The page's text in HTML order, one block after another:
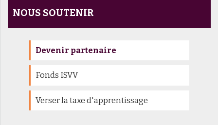
NOUS SOUTENIR
Devenir partenaire
Fonds ISVV
Verser la taxe d'apprentissage